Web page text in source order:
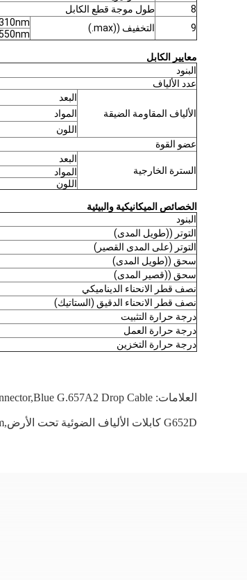
8
طول موجة قطع الكابل
9
التخفيف ((max.)
معايير الكابل
البنود
عدد الألياف
الألياف المقاومة الضيقة
البعد
المواد
اللون
عضو القوة
السترة الخارجية
البعد
المواد
اللون
الخصائص الميكانيكية والبيئية
البنود
التوتر ((طويل المدى)
التوتر (على المدى القصير)
سحق ((طويل المدى)
سحق ((قصير المدى)
نصف قطر الانحناء الديناميكي
نصف قطر الانحناء الدقيق (الستاتيك)
درجة حرارة التثبيت
درجة حرارة العمل
درجة حرارة التخزين
العلامات: G.657A2 Drop Cable
G652D كابلات الألياف الضوئية تحت الأرض,850μm كابل تحت الأرض من الألياف الضوئية,كابلات الألياف الضوئية الجوية